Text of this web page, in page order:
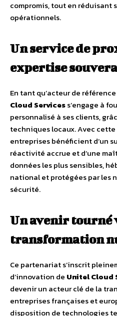
compromis, tout en
opérationnels.
Un service de
expertise
En tant qu’acteur de
Cloud Servicess’engage à
personnalisé à ses clients,
techniques locaux. Avec
entreprises bénéficient d’un
réactivité accrue et d’une
données les plus sensibles,
national et protégées par les
sécurité.
Un avenir tourné
transformation
Ce partenariat s’inscrit
d’innovation de Unitel Cloud
devenir un acteur clé de la
entreprises françaises et
disposition de technologies